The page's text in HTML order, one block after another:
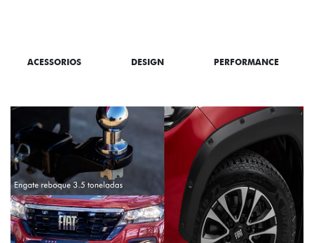
ACESSORIOS DESIGN PERFORMANCE